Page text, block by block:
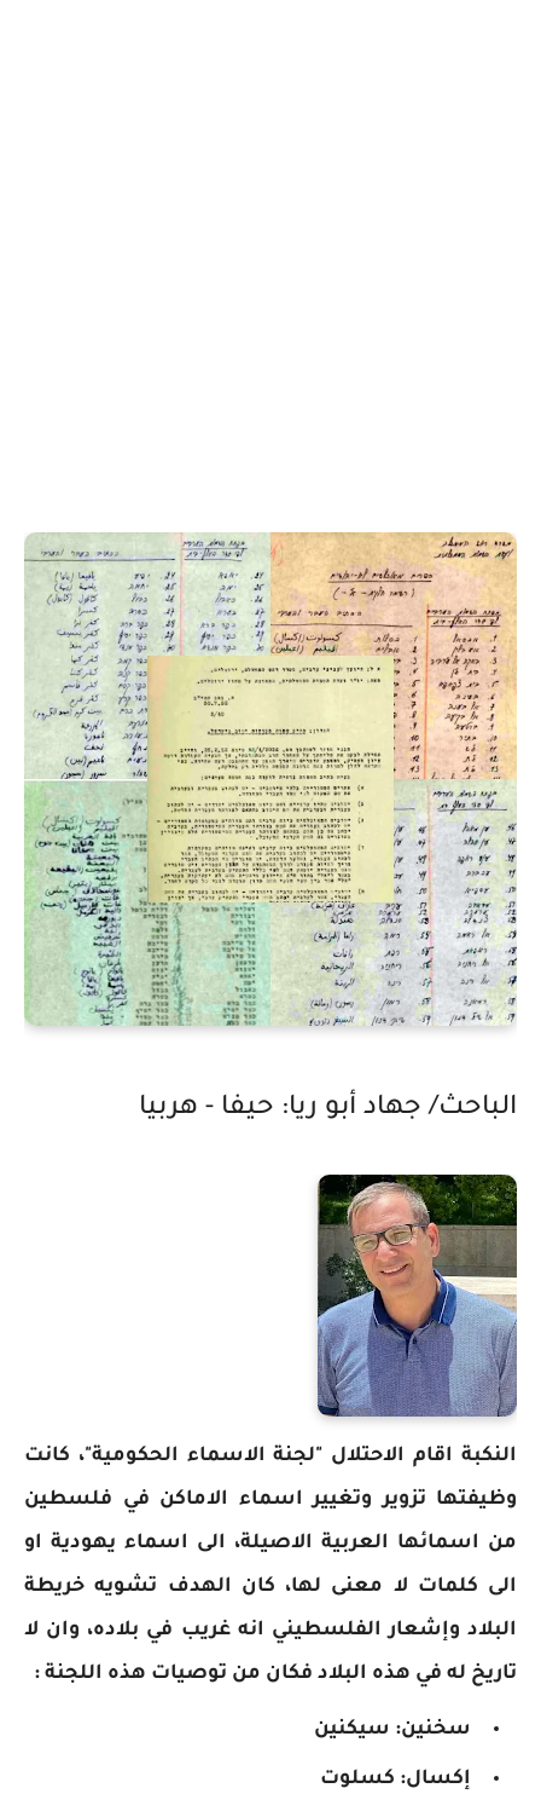
الباحث/ جهاد أبو ريا: حيفا - هربيا
النكبة اقام الاحتلال "لجنة الاسماء الحكومية"، كانت
وظيفتها تزوير وتغيير اسماء الاماكن في فلسطين
من اسمائها العربية الاصيلة، الى اسماء يهودية او
الى كلمات لا معنى لها، كان الهدف تشويه خريطة
البلاد وإشعار الفلسطيني انه غريب في بلاده، وان لا
تاريخ له في هذه البلاد فكان من توصيات هذه اللجنة :
سخنين: سيكنين
إكسال: كسلوت